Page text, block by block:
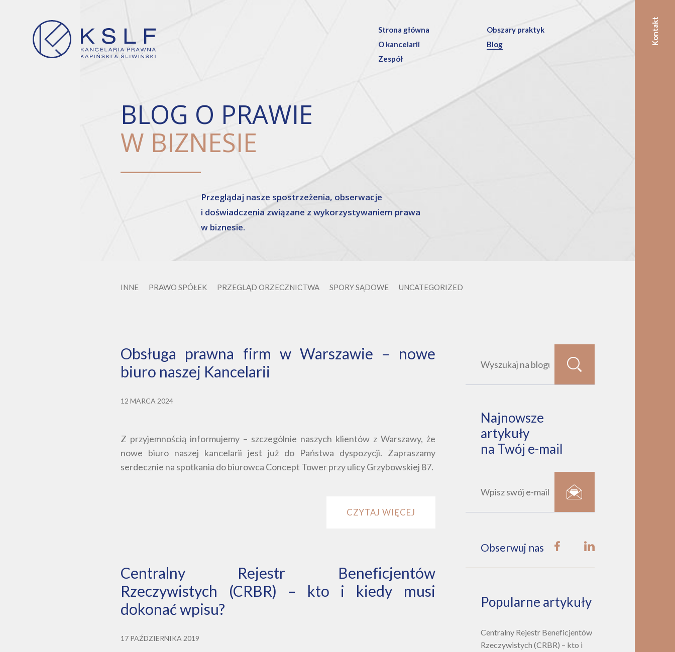
Kontakt
Strona główna
Obszary praktyk
O kancelarii
Blog
Zespół
BLOG O PRAWIE
W BIZNESIE
Przeglądaj nasze spostrzeżenia, obserwacje
i doświadczenia związane z wykorzystywaniem prawa
w biznesie.
INNE PRAWO SPÓŁEK PRZEGLĄD ORZECZNICTWA SPORY SĄDOWE UNCATEGORIZED
Najnowsze
artykuły
na Twój e-mail
Obserwuj nas
Popularne artykuły
Centralny Rejestr Beneficjentów
Rzeczywistych (CRBR) – kto i
Obsługa prawna firm w Warszawie – nowe
biuro naszej Kancelarii
12 MARCA 2024
Z przyjemnością informujemy – szczególnie naszych klientów z Warszawy, że
nowe biuro naszej kancelarii jest już do Państwa dyspozycji. Zapraszamy
serdecznie na spotkania do biurowca Concept Tower przy ulicy Grzybowskiej 87.
CZYTAJ WIĘCEJ
Centralny Rejestr Beneficjentów
Rzeczywistych (CRBR) – kto i kiedy musi
dokonać wpisu?
17 PAŹDZIERNIKA 2019